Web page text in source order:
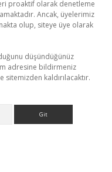
proaktif olarak denetleme
Ancak, üyelerimiz
olup, siteye üye olarak
düşündüğünüz
adresine bildirmeniz
kaldırılacaktır.